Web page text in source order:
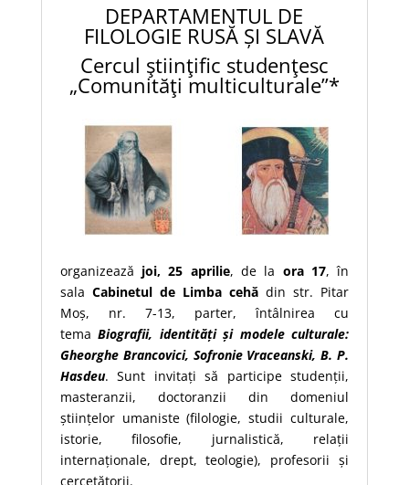
DEPARTAMENTUL DE
FILOLOGIE RUSĂ ȘI SLAVĂ
Cercul ştiinţific studenţesc
„Comunităţi multiculturale”*
organizează joi, 25 aprilie, de la ora 17, în
sala Cabinetul de Limba cehă din str. Pitar
Moș, nr. 7-13, parter, întâlnirea cu
temaBiografii, identități și modele culturale:
Gheorghe Brancovici, Sofronie Vraceanski, B. P.
Hasdeu. Sunt invitați să participe studenții,
masteranzii, doctoranzii din domeniul
științelor umaniste (filologie, studii culturale,
istorie, filosofie, jurnalistică, relații
internaționale, drept, teologie), profesorii și
cercetătorii.